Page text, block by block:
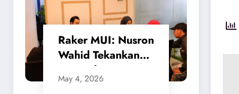
​Raker MUI: Nusron
Wahid Tekankan
Keseimbangan
Sistem
May 4, 2026